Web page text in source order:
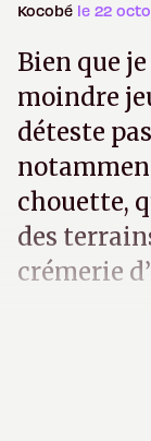
Kocobé le 22
Bien que
moindre
déteste pas
chouette,
des
crémerie